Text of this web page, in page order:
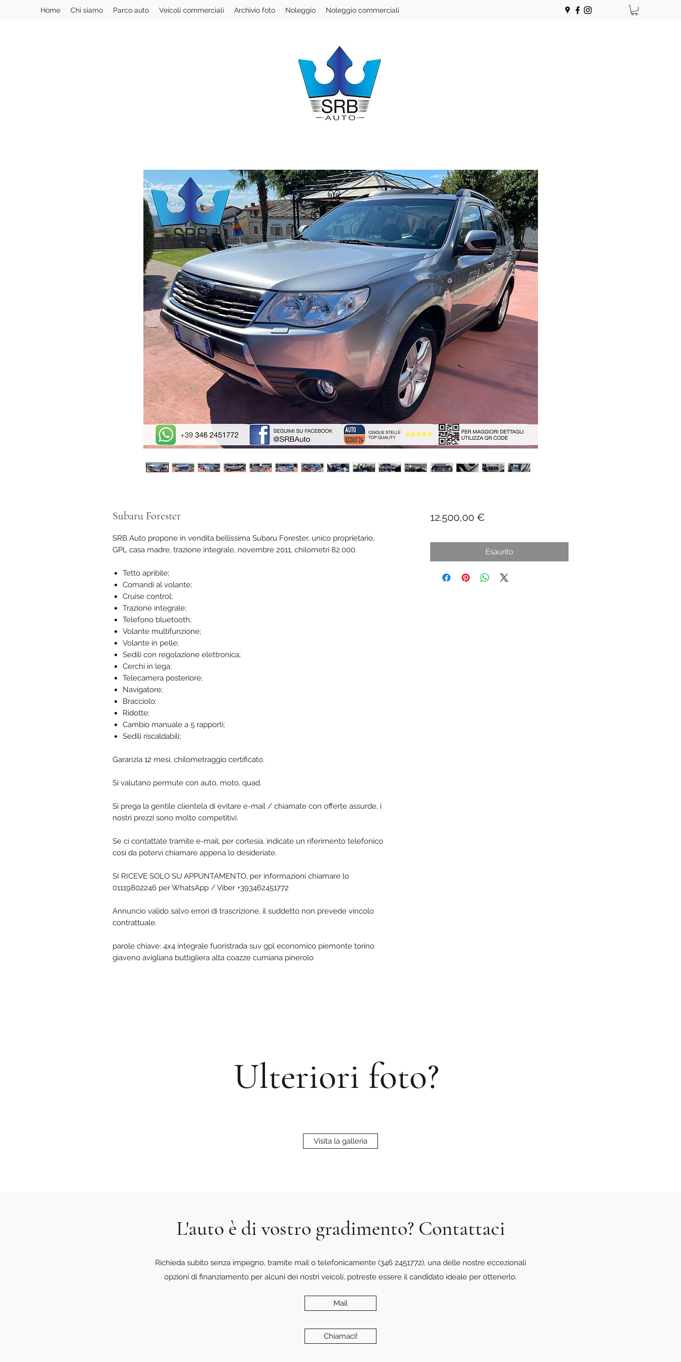
Home Chi siamo Parco auto Veicoli commerciali Archivio foto Noleggio Noleggio commerciali
Subaru Forester
SRB Auto propone in vendita bellissima Subaru Forester, unico proprietario,
GPL casa madre, trazione integrale, novembre 2011, chilometri 82.000.
Tetto apribile;
Comandi al volante;
Cruise control;
Trazione integrale;
Telefono bluetooth;
Volante multifunzione;
Volante in pelle;
Sedili con regolazione elettronica;
Cerchi in lega;
Telecamera posteriore;
Navigatore;
Bracciolo;
Ridotte;
Cambio manuale a 5 rapporti;
Sedili riscaldabili;
Garanzia 12 mesi, chilometraggio certificato.
Si valutano permute con auto, moto, quad.
Si prega la gentile clientela di evitare e-mail / chiamate con offerte assurde, i
nostri prezzi sono molto competitivi.
Se ci contattate tramite e-mail, per cortesia, indicate un riferimento telefonico
così da potervi chiamare appena lo desideriate.
SI RICEVE SOLO SU APPUNTAMENTO, per informazioni chiamare lo
01119802246 per WhatsApp / Viber +393462451772
Annuncio valido salvo errori di trascrizione, il suddetto non prevede vincolo
contrattuale.
parole chiave: 4x4 integrale fuoristrada suv gpl economico piemonte torino
giaveno avigliana buttigliera alta coazze cumiana pinerolo
12.500,00 €Prezzo
Esaurito
Ulteriori foto?
Visita la galleria
L'auto è di vostro gradimento? Contattaci
Richieda subito senza impegno, tramite mail o telefonicamente (346 2451772), una delle nostre eccezionali
opzioni di finanziamento per alcuni dei nostri veicoli, potreste essere il candidato ideale per ottenerlo.
Mail
Chiamaci!